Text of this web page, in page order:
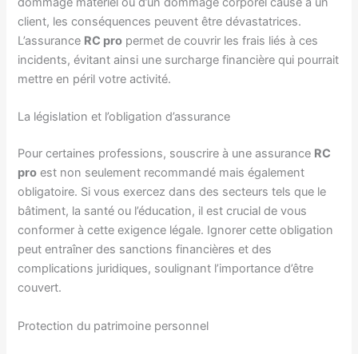
client, les conséquences peuvent être dévastatrices.
L’assurance RC pro permet de couvrir les frais liés à ces
incidents, évitant ainsi une surcharge financière qui pourrait
mettre en péril votre activité.
La législation et l’obligation d’assurance
Pour certaines professions, souscrire à une assurance RC
pro est non seulement recommandé mais également
obligatoire. Si vous exercez dans des secteurs tels que le
bâtiment, la santé ou l’éducation, il est crucial de vous
conformer à cette exigence légale. Ignorer cette obligation
peut entraîner des sanctions financières et des
complications juridiques, soulignant l’importance d’être
couvert.
Protection du patrimoine personnel